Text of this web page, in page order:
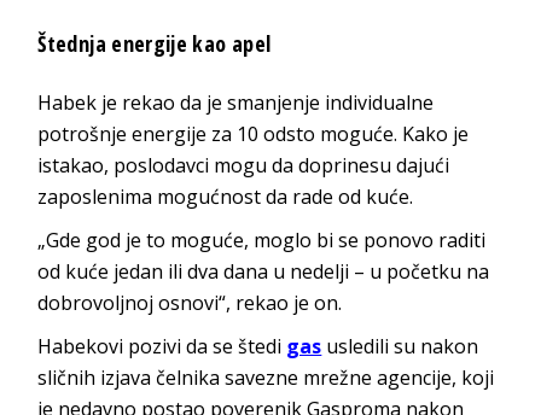
Štednja energije kao apel
Habek je rekao da je smanjenje individualne
potrošnje energije za 10 odsto moguće. Kako je
istakao, poslodavci mogu da doprinesu dajući
zaposlenima mogućnost da rade od kuće.
„Gde god je to moguće, moglo bi se ponovo raditi
od kuće jedan ili dva dana u nedelji – u početku na
dobrovoljnoj osnovi“, rekao je on.
Habekovi pozivi da se štedi gas usledili su nakon
sličnih izjava čelnika savezne mrežne agencije, koji
je nedavno postao poverenik Gasproma nakon